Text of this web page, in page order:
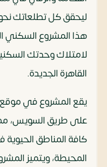
ليحقق كل تطلعاتك نحو
هذا المشروع السكني
لامتلاك وحدتك
القاهرة الجديدة.
يقع المشروع في موقع
على طريق السويس،
كافة المناطق الحيوية
المحيطة، ويتميز